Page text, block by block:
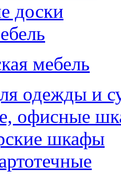
доски
мебель
одежды и
офисные
шкафы